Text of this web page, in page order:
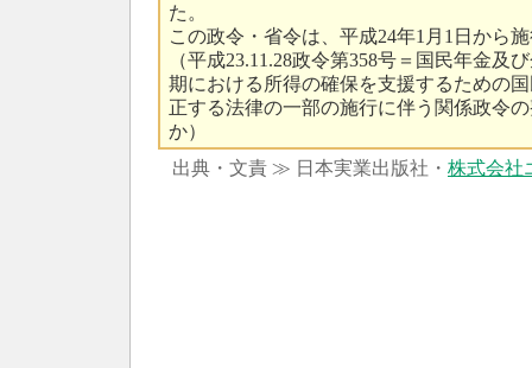
た。
この政令・省令は、平成24年1月1日から
（平成23.11.28政令第358号＝国民年金及
期における所得の確保を支援するための
正する法律の一部の施行に伴う関係政令
か）
出典・文責 ≫ 日本実業出版社・ 株式会社